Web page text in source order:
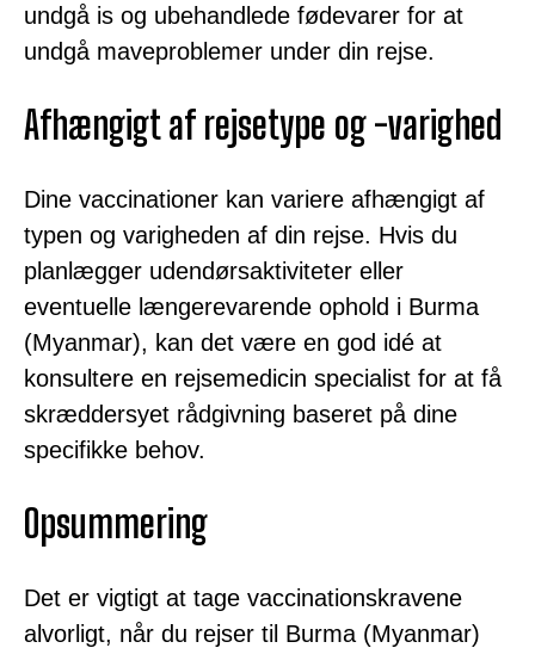
undgå is og ubehandlede fødevarer for at
undgå maveproblemer under din rejse.
Afhængigt af rejsetype og -varighed
Dine vaccinationer kan variere afhængigt af
typen og varigheden af din rejse. Hvis du
planlægger udendørsaktiviteter eller
eventuelle længerevarende ophold i Burma
(Myanmar), kan det være en god idé at
konsultere en rejsemedicin specialist for at få
skræddersyet rådgivning baseret på dine
specifikke behov.
Opsummering
Det er vigtigt at tage vaccinationskravene
alvorligt, når du rejser til Burma (Myanmar)